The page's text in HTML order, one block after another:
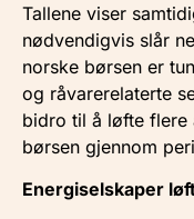
Tallene viser
nødvendigvis slår
norske børsen er
og råvarerelaterte
bidro til å løfte flere
børsen gjennom
Energiselskaper